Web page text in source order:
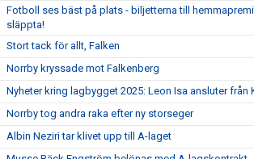
Fotboll ses bäst på plats - biljetterna till
släppta!
Stort tack för allt, Falken
Norrby kryssade mot Falkenberg
Nyheter kring lagbygget 2025: Leon Isa ansluter från
Norrby tog andra raka efter ny storseger
Albin Neziri tar klivet upp till A-laget